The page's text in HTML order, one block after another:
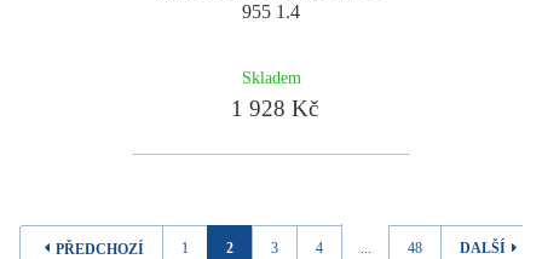
955 1.4
Skladem
1 928 Kč
PŘEDCHOZÍ 1 2 3 4 ... 48 DALŠÍ